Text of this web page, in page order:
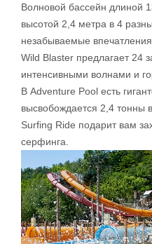
Волновой бассейн длиной
высотой 2,4 метра в 4
незабываемые
Wild Blaster предлагает 24
интенсивными волнами и
В Adventure Pool есть
высвобождается 2,4 тонны
Surfing Ride подарит вам
серфинга.